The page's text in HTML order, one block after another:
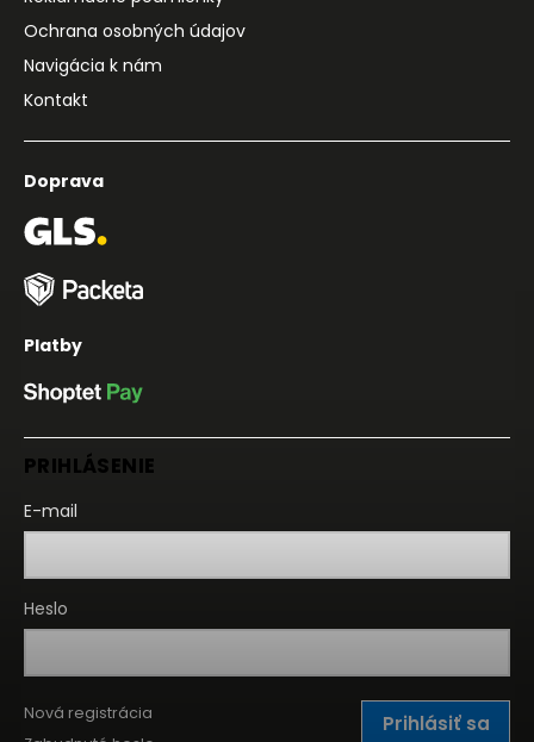
Ochrana osobných údajov
Navigácia k nám
Kontakt
Doprava
Platby
PRIHLÁSENIE
E-mail
Heslo
Prihlásiť sa
Nová registrácia